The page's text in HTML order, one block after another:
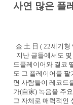
사연 많은 플
金 土 日 ( 22세기형
지난 글들에서도
드플레이어와 결코
도 그 플레이어를
면 사람들이 레코드
가(自家) 녹음을 주
그 자체로 매력적인